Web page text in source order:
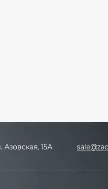
Азовская, 15А